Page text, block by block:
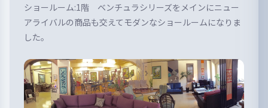
ショールーム:1階 ベンチュラシリーズをメインにニュー
アライバルの商品も交えてモダンなショールームになりま
した。